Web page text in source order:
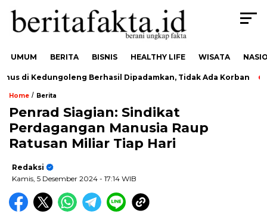
UMUM BERITA BISNIS HEALTHY LIFE WISATA
di Kedungoleng Berhasil Dipadamkan, Tidak Ada Korban
Home / Berita
Penrad Siagian: Sindikat
Perdagangan Manusia Raup
Ratusan Miliar Tiap Hari
Redaksi
Kamis, 5 Desember 2024 - 17:14 WIB